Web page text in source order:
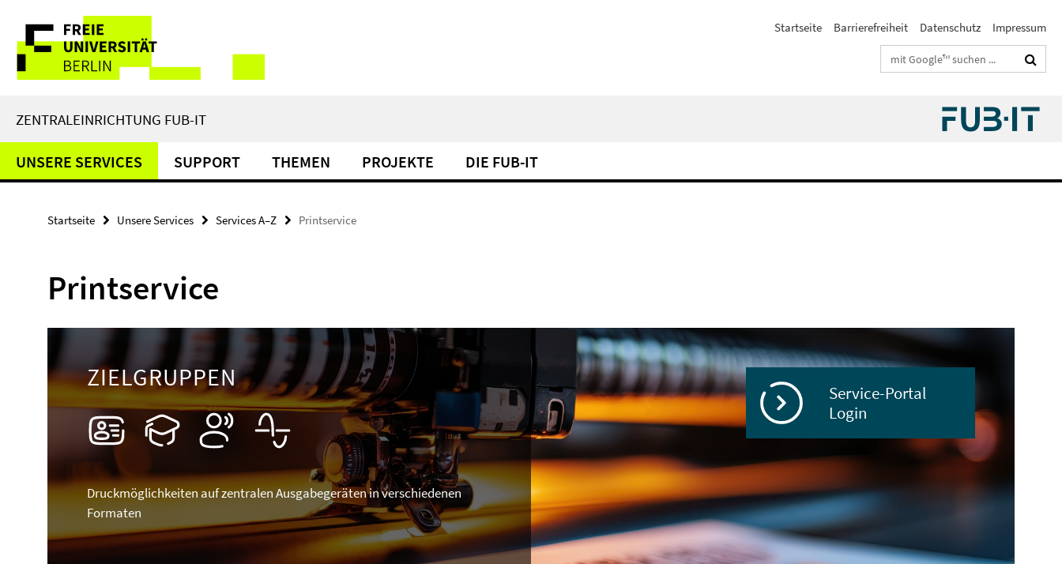
direkt
Inhalt
Service-
Navigation
Startseite Barrierefreiheit Datenschutz
Impressum
Suchbegriffe
ZENTRALEINRICHTUNG FUB-IT
UNSERE SERVICES SUPPORT THEMEN PROJEKTE DIE FUB-IT
Startseite Unsere Services Services A–Z Printservice
Printservice
ZIELGRUPPEN
Druckmöglichkeiten auf zentralen Ausgabegeräten in verschiedenen
Formaten
Service-Portal
Login